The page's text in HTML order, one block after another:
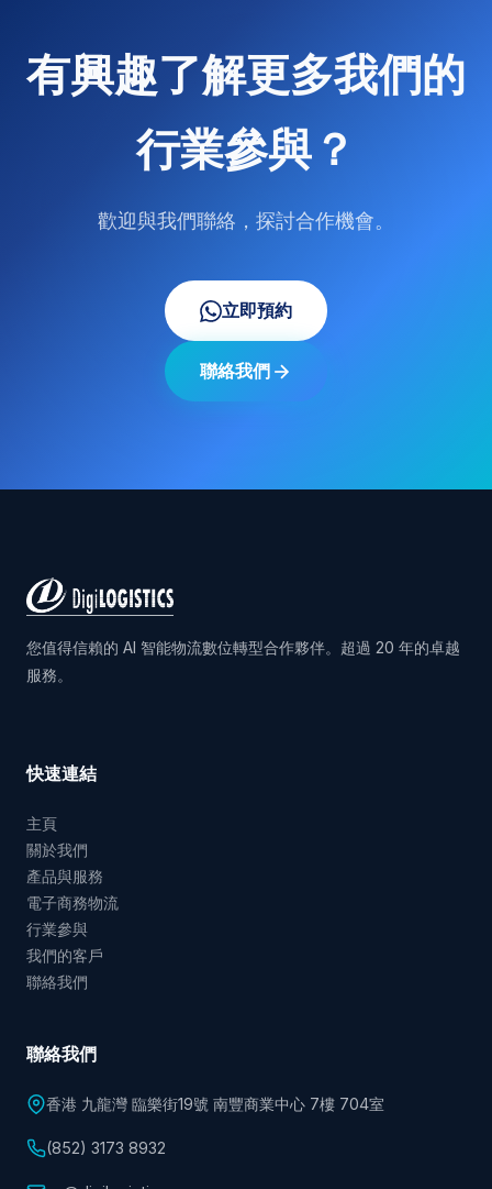
有興趣了解更多我們的
行業參與？
歡迎與我們聯絡，探討合作機會。
立即預約
聯絡我們
您值得信賴的 AI 智能物流數位轉型合作夥伴。超過 20 年的卓越
服務。
快速連結
主頁
關於我們
產品與服務
電子商務物流
行業參與
我們的客戶
聯絡我們
聯絡我們
香港 九龍灣 臨樂街19號 南豐商業中心 7樓 704室
(852) 3173 8932